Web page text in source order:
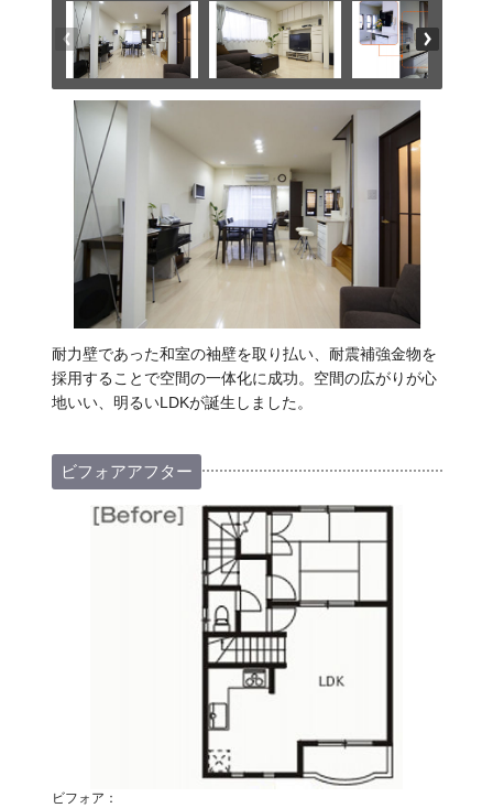
耐力壁であった和室の袖壁を取り払い、耐震補強金物を
採用することで空間の一体化に成功。空間の広がりが心
地いい、明るいLDKが誕生しました。
ビフォアアフター
ビフォア：